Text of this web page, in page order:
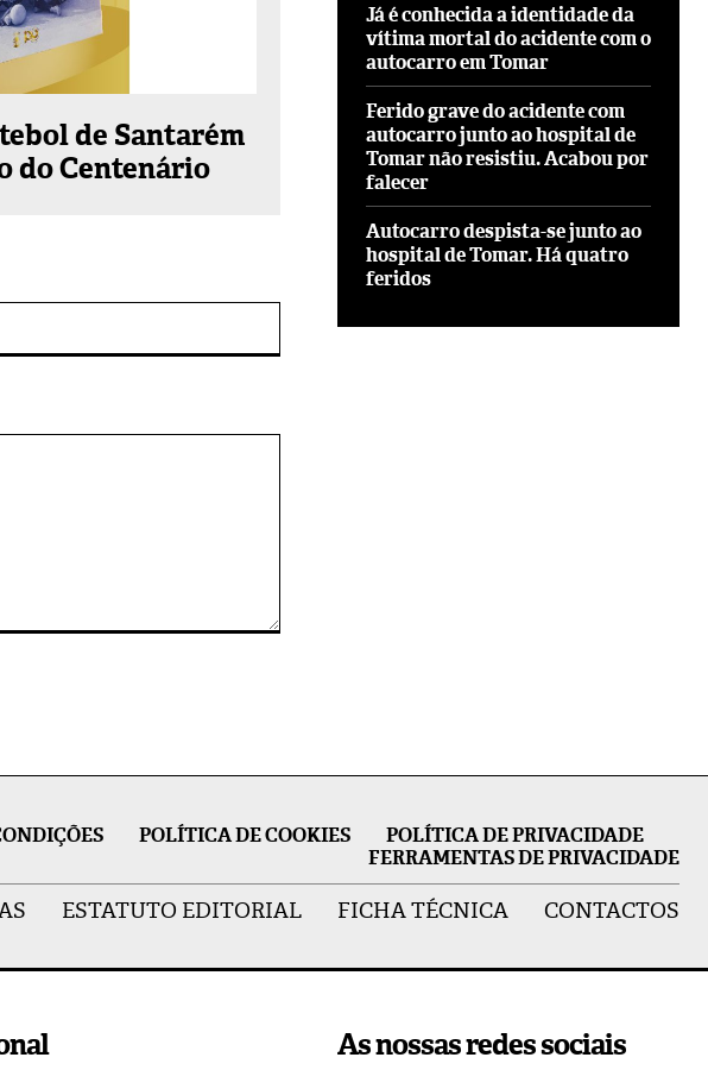
de Santarém
do Centenário
Já é conhecida a identidade da
vítima mortal do acidente com o
autocarro em Tomar
Ferido grave do acidente com
autocarro junto ao hospital de
Tomar não resistiu. Acabou por
falecer
Autocarro despista-se junto ao
hospital de Tomar. Há quatro
feridos
POLÍTICA DE COOKIES
POLÍTICA DE PRIVACIDADE
FERRAMENTAS DE PRIVACIDADE
ESTATUTO EDITORIAL FICHA TÉCNICA CONTACTOS
As nossas redes sociais